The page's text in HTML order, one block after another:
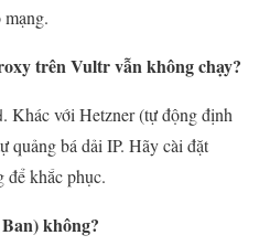
trên Vultr vẫn không chạy?
. Khác với Hetzner (tự động định
quảng bá dải IP. Hãy cài đặt
khắc phục.
không?